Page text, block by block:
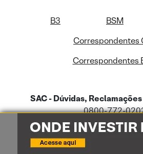
B3 BSM
Correspondentes
Correspondentes
SAC - Dúvidas,
0800-772-
De segunda a sexta-feira
Se não estiver